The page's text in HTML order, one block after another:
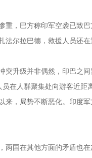
重，巴方称印军空袭已致
法尔拉巴德，救援人员还
突升级并非偶然，印巴之
在人群聚集处向游客近
来，局势不断恶化。印度
两国在其他方面的矛盾也